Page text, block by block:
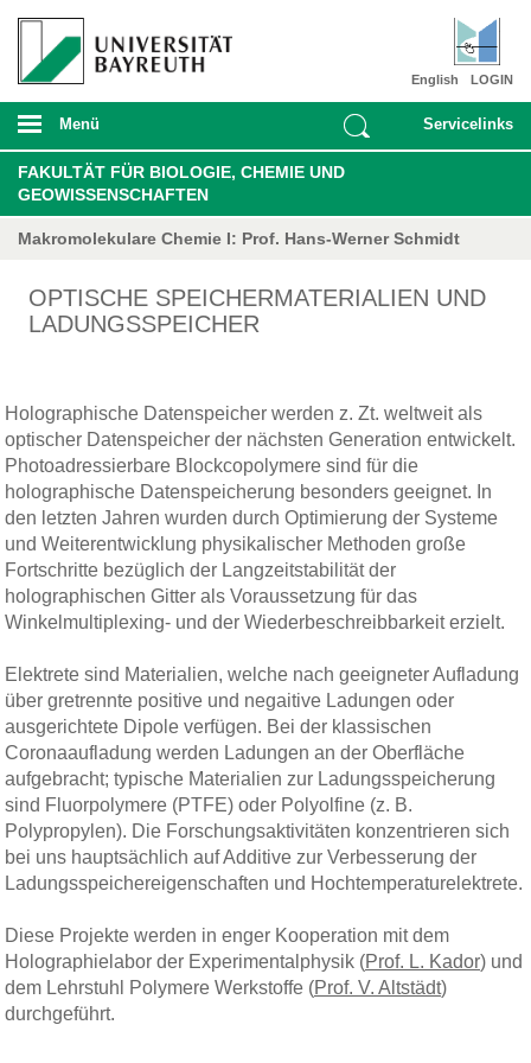
LOGIN
English
Menü Servicelinks
FAKULTÄT FÜR BIOLOGIE, CHEMIE UND
GEOWISSENSCHAFTEN
Makromolekulare Chemie I: Prof. Hans-Werner Schmidt
OPTISCHE SPEICHERMATERIALIEN UND
LADUNGSSPEICHER
Holographische Datenspeicher werden z. Zt. weltweit als
optischer Datenspeicher der nächsten Generation entwickelt.
Photoadressierbare Blockcopolymere sind für die
holographische Datenspeicherung besonders geeignet. In
den letzten Jahren wurden durch Optimierung der Systeme
und Weiterentwicklung physikalischer Methoden große
Fortschritte bezüglich der Langzeitstabilität der
holographischen Gitter als Voraussetzung für das
Winkelmultiplexing- und der Wiederbeschreibbarkeit erzielt.
Elektrete sind Materialien, welche nach geeigneter Aufladung
über gretrennte positive und negaitive Ladungen oder
ausgerichtete Dipole verfügen. Bei der klassischen
Coronaaufladung werden Ladungen an der Oberfläche
aufgebracht; typische Materialien zur Ladungsspeicherung
sind Fluorpolymere (PTFE) oder Polyolfine (z. B.
Polypropylen). Die Forschungsaktivitäten konzentrieren sich
bei uns hauptsächlich auf Additive zur Verbesserung der
Ladungsspeichereigenschaften und Hochtemperaturelektrete.
Diese Projekte werden in enger Kooperation mit dem
Holographielabor der Experimentalphysik (Prof. L. Kador) und
dem Lehrstuhl Polymere Werkstoffe (Prof. V. Altstädt)
durchgeführt.